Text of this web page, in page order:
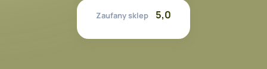
Zaufany sklep 5,0